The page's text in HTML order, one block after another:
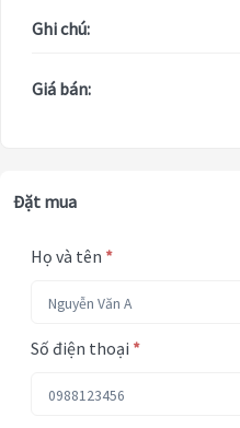
Ghi chú:
Giá bán:
Đặt mua
Họ và tên *
Số điện thoại *